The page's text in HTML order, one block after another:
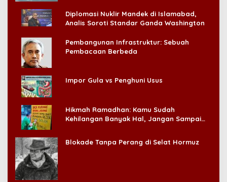
Diplomasi Nuklir Mandek di Islamabad,
Analis Soroti Standar Ganda Washington
Pembangunan Infrastruktur: Sebuah
Pembacaan Berbeda
Impor Gula vs Penghuni Usus
Hikmah Ramadhan: Kamu Sudah
Kehilangan Banyak Hal, Jangan Sampai
Blokade Tanpa Perang di Selat Hormuz